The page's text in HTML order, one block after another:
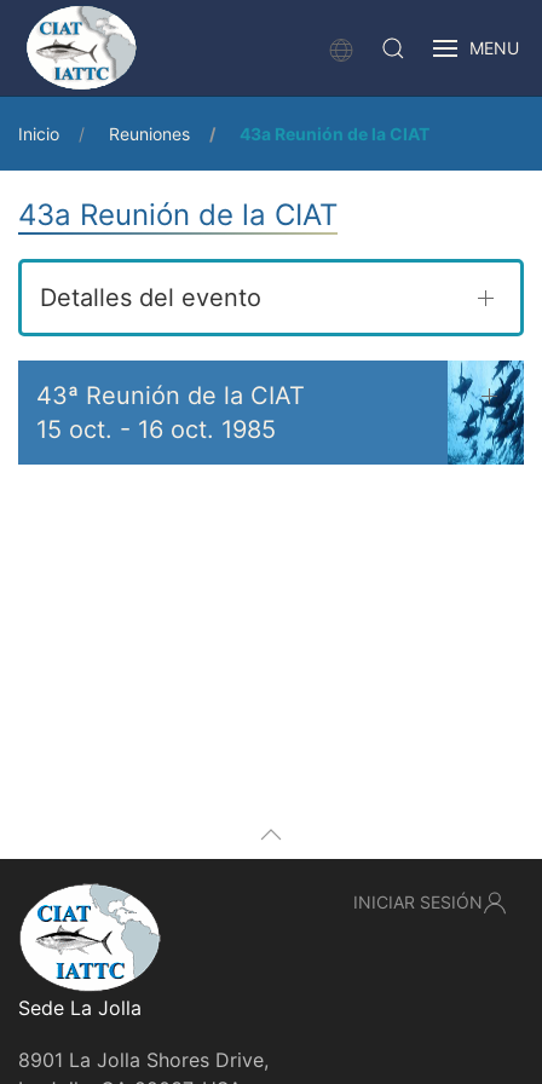
MENU
Inicio Reuniones 43a Reunión de la CIAT
43a Reunión de la CIAT
Detalles del evento
43ª Reunión de la CIAT
15 oct. - 16 oct. 1985
Sede La Jolla
8901 La Jolla Shores Drive,
INICIAR SESIÓN